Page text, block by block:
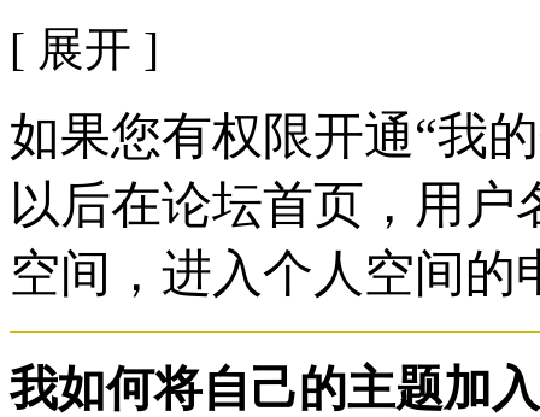
[ 展开 ]
如果您有权限开通“我
以后在论坛首页，用
空间，进入个人空间的
我如何将自己的主题加